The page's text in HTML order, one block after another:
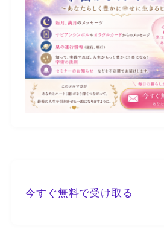
今すぐ無料で受け取る